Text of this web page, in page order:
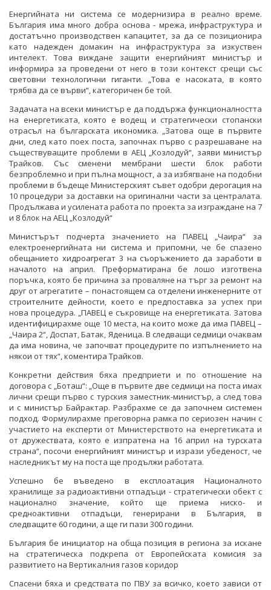
Енергийната ни система се модернизира в реално време.
България има много добра основа - мрежа, инфраструктура и
достатъчно производствен капацитет, за да се позиционира
като надежден домакин на инфраструктура за изкуствен
интелект. Това виждане защити енергийният министър и
информира за проведени от него в този контекст срещи със
световни технологични гиганти. „Това е насоката, в която
трябва да се върви“, категоричен бе той.
Задачата на всеки министър е да поддържа функционалността
на енергетиката, която е водещ и стратегически стопански
отрасъл на българската икономика. „Затова още в първите
дни, след като поех поста, започнах първо с разрешаване на
съществуващите проблеми в АЕЦ „Козлодуй“, заяви министър
Трайков. Със сменени мембрани шести блок работи
безпроблемно и при пълна мощност, а за избягване на подобни
проблеми в бъдеще Министерският съвет одобри дерогация на
10 процедури за доставки на оригинални части за централата.
Продължава и усилената работа по проекта за изграждане на 7
и 8 блок на АЕЦ „Козлодуй“
Министърът подчерта значението на ПАВЕЦ „Чаира“ за
електроенергийната ни система и припомни, че бе спазено
обещанието хидроагрегат 3 на съоръжението да заработи в
началото на април. Преформатирана бе лошо изготвена
поръчка, която бе причина за проваляне на търг за ремонт на
друг от агрегатите – понастоящем са отделени инженерните от
строителните дейности, което е предпоставка за успех при
нова процедура. „ПАВЕЦ е съкровище на енергетиката. Затова
идентифицирахме още 10 места, на които може да има ПАВЕЦ –
„Чаира 2“, Доспат, Батак, Яденица. В следващи седмици очаквам
да има новина, че започват процедурите по изпълнението на
някои от тях“, коментира Трайков.
Конкретни действия бяха предприети и по отношение на
договора с „Боташ“: „Още в първите две седмици на поста имах
лични срещи първо с турския заместник-министър, а след това
и с министър Байрактар. Разбрахме се да започнем системен
подход. Формулирахме преговорна рамка по сериозен начин с
участието на експерти от Министерството на енергетиката и
от дружествата, която е изпратена на 16 април на турската
страна“, посочи енергийният министър и изрази убеденост, че
наследникът му на поста ще продължи работата.
Успешно бе въведено в експлоатация Националното
хранилище за радиоактивни отпадъци - стратегически обект с
национално значение, който ще приема ниско- и
средноактивни отпадъци, генерирани в България, в
следващите 60 години, а ще ги пази 300 години.
България бе инициатор на обща позиция в региона за искане
на стратегическа подкрепа от Европейската комисия за
развитието на Вертикалния газов коридор
Спасени бяха и средствата по ПВУ за всичко, което зависи от